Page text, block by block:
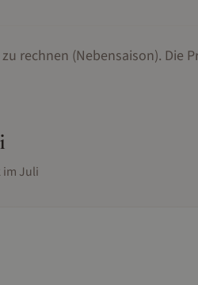
rechnen (Nebensaison). Die
im Juli